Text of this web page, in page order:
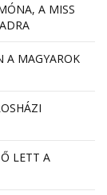
A MISS
A MAGYAROK
LETT A